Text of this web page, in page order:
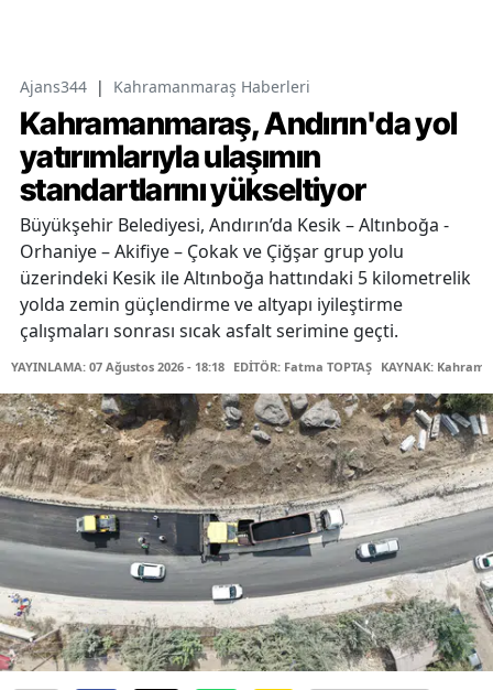
Ajans344 | Kahramanmaraş Haberleri
Kahramanmaraş, Andırın'da yol
yatırımlarıyla ulaşımın
standartlarını yükseltiyor
Büyükşehir Belediyesi, Andırın’da Kesik – Altınboğa -
Orhaniye – Akifiye – Çokak ve Çiğşar grup yolu
üzerindeki Kesik ile Altınboğa hattındaki 5 kilometrelik
yolda zemin güçlendirme ve altyapı iyileştirme
çalışmaları sonrası sıcak asfalt serimine geçti.
YAYINLAMA: 07 Ağustos 2026 - 18:18 EDİTÖR: Fatma TOPTAŞ KAYNAK: